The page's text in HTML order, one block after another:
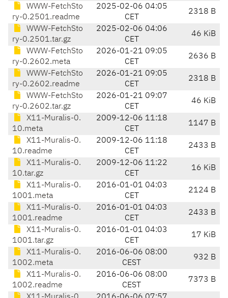
WWW-FetchSto
ry-0.2501.readme
2025-02-06 04:05
CET
2318 B
WWW-FetchSto
ry-0.2501.tar.gz
2025-02-06 04:06
CET
46 KiB
WWW-FetchSto
ry-0.2602.meta
2026-01-21 09:05
CET
2636 B
WWW-FetchSto
ry-0.2602.readme
2026-01-21 09:05
CET
2318 B
WWW-FetchSto
ry-0.2602.tar.gz
2026-01-21 09:07
CET
46 KiB
X11-Muralis-0.
10.meta
2009-12-06 11:18
CET
1147 B
X11-Muralis-0.
10.readme
2009-12-06 11:18
CET
2433 B
X11-Muralis-0.
10.tar.gz
2009-12-06 11:22
CET
16 KiB
X11-Muralis-0.
1001.meta
2016-01-01 04:03
CET
2124 B
X11-Muralis-0.
1001.readme
2016-01-01 04:03
CET
2433 B
X11-Muralis-0.
1001.tar.gz
2016-01-01 04:03
CET
17 KiB
X11-Muralis-0.
1002.meta
2016-06-06 08:00
CEST
932 B
X11-Muralis-0.
1002.readme
2016-06-06 08:00
CEST
7373 B